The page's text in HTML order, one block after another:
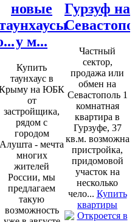
новые
у м...
Купить
таунхаус в
на ЮБК
от
застройщика,
рядом с
городом
Алушта - мечта
многих
жителей
России, мы
предлагаем
такую
возможность
Гурзуф на
Частный
сектор,
продажа или
обмен на
Севастополь 1
комнатная
квартира в
Гурзуфе, 37
кв.м. возможна
пристройка,
придомовой
участок на
несколько
чело... Купить
квартиры